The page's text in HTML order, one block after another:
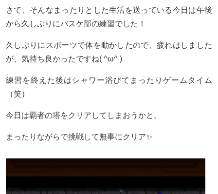
さて、そんなまったりとした生活を送っている今日は午後
から久しぶりにバスケ部の練習でした！
久しぶりにスポーツで体を動かしたので、疲れはしました
が、気持ち良かったですね( ^ω^ )
練習を終えた後はシャワー浴びてまったりゲームタイム
（笑）
今日は覇者の塔をクリアしてしまおうかと。
まったりながらで挑戦して無事にクリア✨